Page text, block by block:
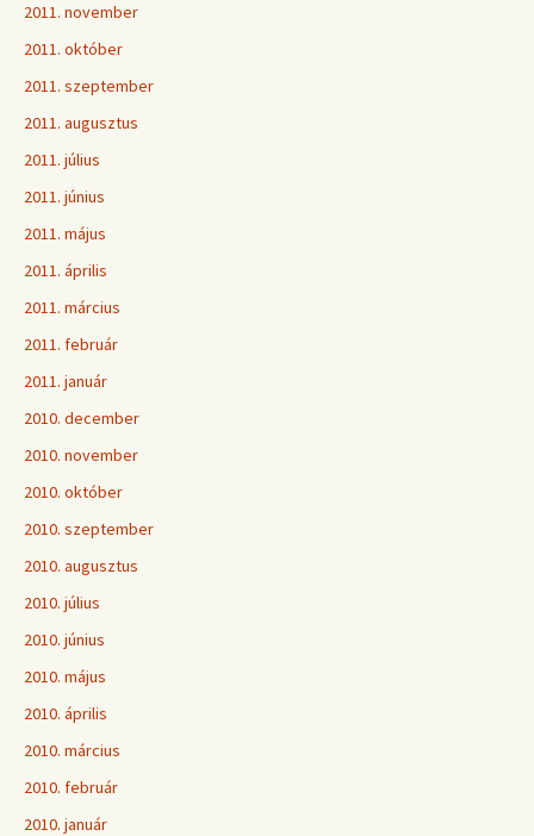
2011. november
2011. október
2011. szeptember
2011. augusztus
2011. július
2011. június
2011. május
2011. április
2011. március
2011. február
2011. január
2010. december
2010. november
2010. október
2010. szeptember
2010. augusztus
2010. július
2010. június
2010. május
2010. április
2010. március
2010. február
2010. január